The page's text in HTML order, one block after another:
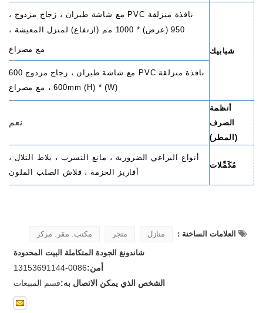
شبابيك
نافذة منزلقة PVC مع شاشة طيران ، زجاج مزدوج ،
950 (عرض) * 1000 مم (ارتفاع) لمنزل المعيشة ،
مع مصراع
نافذة منزلقة PVC مع شاشة طيران ، زجاج مزدوج 600
(W) * 600mm (H) ، مع مصراع
أنظمة
الصرف
(المطر)
نعم
مُكَمِّلات
أنواع البراغي الضرورية ، مانع التسرب ، بلاط التلال ،
أفاريز الحزمة ، فلاش الصلب الملون
العلامات الساخنة : منازل متجر مكتب. مقر. مركز
شاندونغ الجودة المتكاملة البيت المحدودة
أمن:0086-13153691144
الشخص الذي يمكن الاتصال به:قسم المبيعات